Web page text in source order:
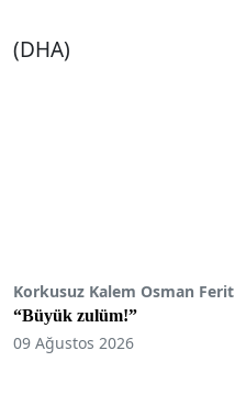
(DHA)
Korkusuz Kalem Osman Ferit
“Büyük zulüm!”
09 Ağustos 2026